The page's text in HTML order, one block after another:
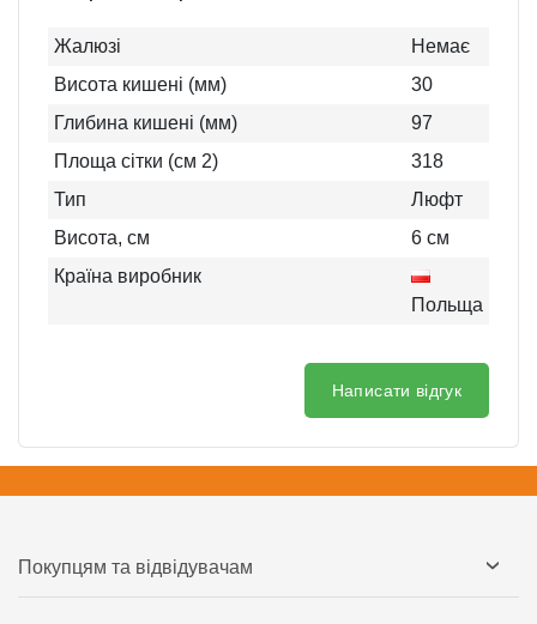
Жалюзі
Немає
Висота кишені (мм)
30
Глибина кишені (мм)
97
Площа сітки (см 2)
318
Тип
Люфт
Висота, см
6 см
Країна виробник
Польща
Написати відгук
Покупцям та відвідувачам